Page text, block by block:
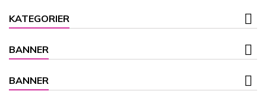
KATEGORIER
BANNER
BANNER